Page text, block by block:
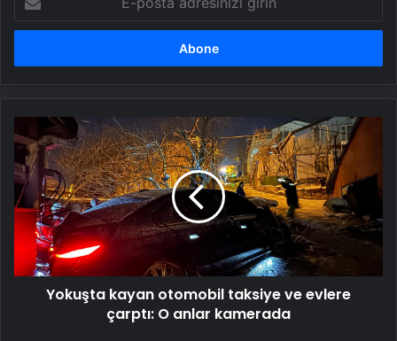
posta
adresinizi
Yokuşta
kayan
otomobil
taksiye
ve
evlere
çarptı:
anlar
kameradaYokuşta kayan otomobil taksiye ve evlere
çarptı: O anlar kamerada